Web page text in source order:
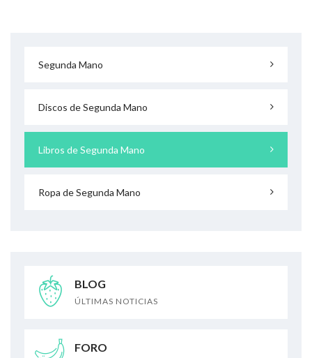
Segunda Mano
Discos de Segunda Mano
Libros de Segunda Mano
Ropa de Segunda Mano
BLOG
ÚLTIMAS NOTICIAS
FORO